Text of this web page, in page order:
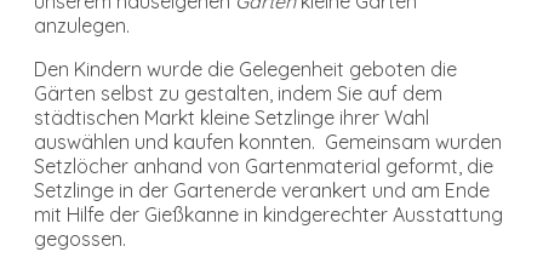
anzulegen.
Den Kindern wurde die Gelegenheit geboten die
Gärten selbst zu gestalten, indem Sie auf dem
städtischen Markt kleine Setzlinge ihrer Wahl
auswählen und kaufen konnten. Gemeinsam wurden
Setzlöcher anhand von Gartenmaterial geformt, die
Setzlinge in der Gartenerde verankert und am Ende
mit Hilfe der Gießkanne in kindgerechter Ausstattung
gegossen.